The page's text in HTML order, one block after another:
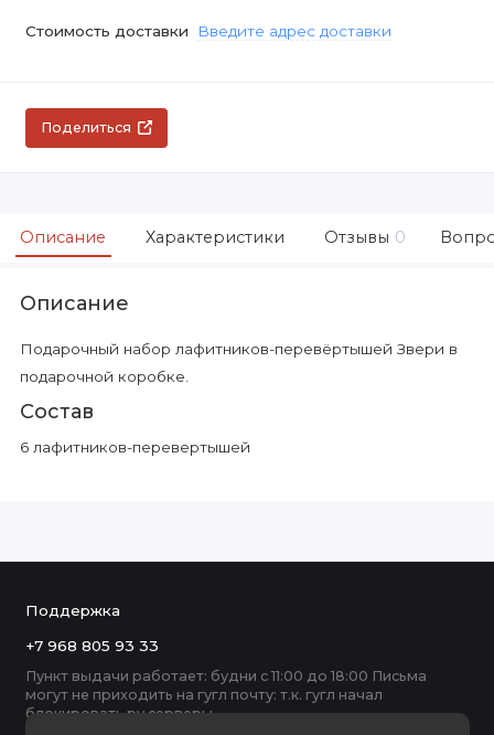
Стоимость доставки Введите адрес доставки
Поделиться
Описание Характеристики Отзывы 0
Описание
Подарочный набор лафитников-перевёртышей Звери в
подарочной коробке.
Состав
6 лафитников-перевертышей
Поддержка
+7 968 805 93 33
Пункт выдачи работает: будни с 11:00 до 18:00 Письма
могут не приходить на гугл почту: т.к. гугл начал
блокировать ру серверы